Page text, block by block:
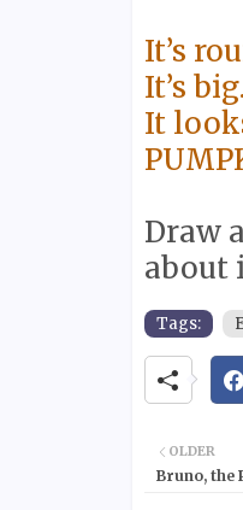
It’s
It’s big.
It
Draw
about
Tags:
OLDER
Bruno, the